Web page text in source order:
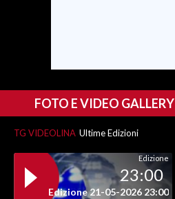
FOTO E VIDEO GALLERY
TG VIDEOLINA Ultime Edizioni
Edizione
23:00
Edizione 21-05-2026 23:00